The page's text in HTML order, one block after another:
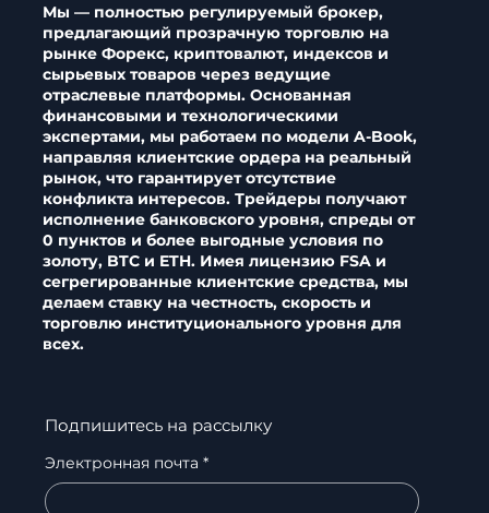
Мы — полностью регулируемый брокер,
предлагающий прозрачную торговлю на
рынке Форекс, криптовалют, индексов и
сырьевых товаров через ведущие
отраслевые платформы. Основанная
финансовыми и технологическими
экспертами, мы работаем по модели A-Book,
направляя клиентские ордера на реальный
рынок, что гарантирует отсутствие
конфликта интересов. Трейдеры получают
исполнение банковского уровня, спреды от
0 пунктов и более выгодные условия по
золоту, BTC и ETH. Имея лицензию FSA и
сегрегированные клиентские средства, мы
делаем ставку на честность, скорость и
торговлю институционального уровня для
всех.
Подпишитесь на рассылку
Электронная почта *